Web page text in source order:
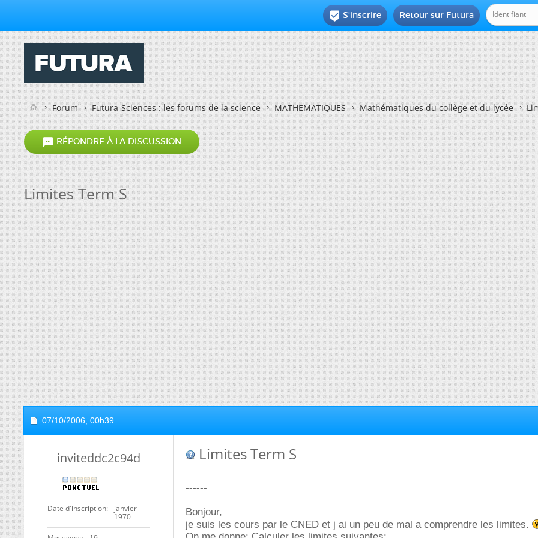
Retour sur Futura
 S'inscrire
Forum Futura-Sciences : les forums de la science MATHEMATIQUES Mathématiques du collège et du lycée
 RÉPONDRE À LA DISCUSSION
Limites Term S
07/10/2006, 00h39
inviteddc2c94d
Date d'inscription
janvier
1970
Limites Term S
------
Bonjour,
je suis les cours par le CNED et j ai un peu de mal a comprendre les limites.